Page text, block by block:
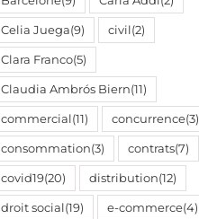
Celia Juega(9) civil (2)
Clara Franco(5)
Claudia Ambrós Biern(11)
commercial (11) concurrence(3)
consommation(3) contrats(7)
covid19(20) distribution(12)
droit social (19) e-commerce(4)